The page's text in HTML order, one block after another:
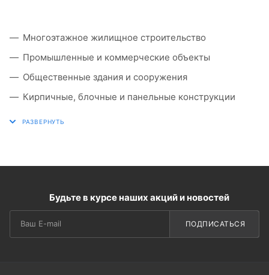
Многоэтажное жилищное строительство
Промышленные и коммерческие объекты
Общественные здания и сооружения
Кирпичные, блочные и панельные конструкции
Будьте в курсе наших акций и новостей
ПОДПИСАТЬСЯ